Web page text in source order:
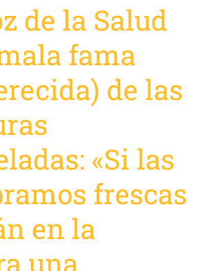
de la Salud
fama
de las
«Si las
frescas
en la
una